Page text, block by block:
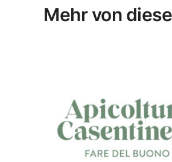
Mehr von